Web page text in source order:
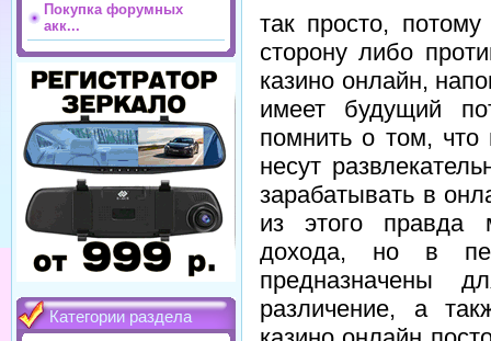
Покупка форумных
акк...
Категории раздела
так просто,
сторону либо
казино онлайн,
имеет будущий
помнить о том,
несут
зарабатывать в
из этого правда
дохода, но в
предназначены
различение, а